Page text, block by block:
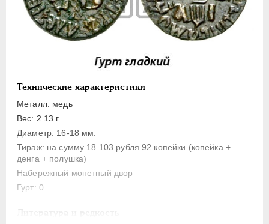
Технические характеристики
Металл: медь
Вес: 2.13 г.
Диаметр: 16-18 мм.
Тираж: на сумму 18 103 рубля 92 копейки (копейка +
денга + полушка)
Набережный монетный двор
Гурт: 0
Пробные
Для Речи Посполитой
Монетовидные жетоны
1725-1727
ИОАНН АНТОНОВИЧ
ЕЛИЗАВЕТА 1741-1762
ПЕТР III 1762-1762
ЕКАТЕРИНА II 1762-1796
ПАВЕЛ I